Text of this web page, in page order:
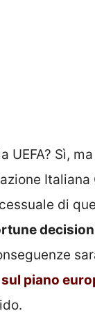
UEFA? Sì,
di
piano